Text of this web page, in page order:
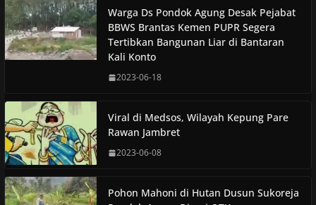
Warga Ds Pondok Agung Desak Pejabat
BBWS Brantas Kemen PUPR Segera
Tertibkan Bangunan Liar di Bantaran
Kali Konto
2023-06-18
Viral di Medsos, Wilayah Kepung Pare
Rawan Jambret
2023-06-08
Pohon Mahoni di Hutan Dusun Sukoreja